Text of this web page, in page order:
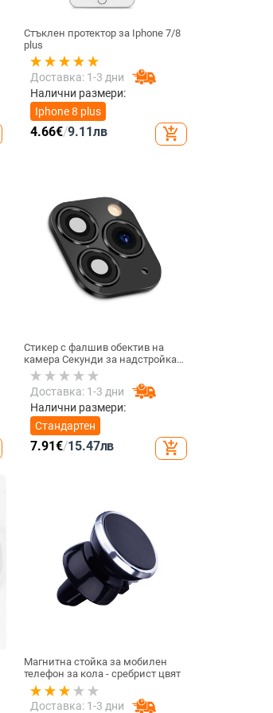
Стъклен протектор за Iphone 7/8
plus
Доставка: 1-3 дни
Налични размери:
Iphone 8 plus
4.66€/9.11лв add_shopping_cart
Стикер с фалшив обектив на
камера Секунди за надстройка
на iPhone телефон Протектор на
екрана за iPhone X / XS Max
Смяна на iPhone 11 pro Max
Доставка: 1-3 дни
Налични размери:
Стандартен
7.91€/15.47лв add_shopping_cart
Магнитна стойка за мобилен
телефон за кола - сребрист цвят
Доставка: 1-3 дни